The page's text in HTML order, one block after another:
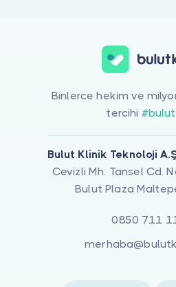
Binlerce hekim ve
tercihi
Bulut Klinik Teknoloji
Cevizli Mh. Tansel Cd.
Bulut Plaza
0850 711